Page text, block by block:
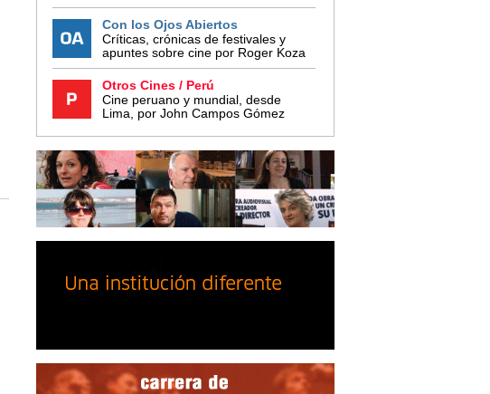
Con los Ojos Abiertos
Críticas, crónicas de festivales y
apuntes sobre cine por Roger Koza
Otros Cines / Perú
Cine peruano y mundial, desde
Lima, por John Campos Gómez